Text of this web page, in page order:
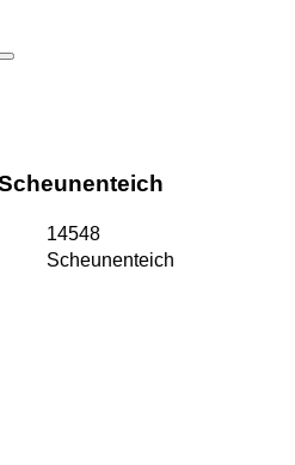
14548
Scheunenteich